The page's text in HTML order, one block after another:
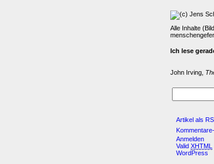
Alle Inhalte
Ich lese
John Irving,
Artikel als
Anmelden
Valid XHTML
WordPress